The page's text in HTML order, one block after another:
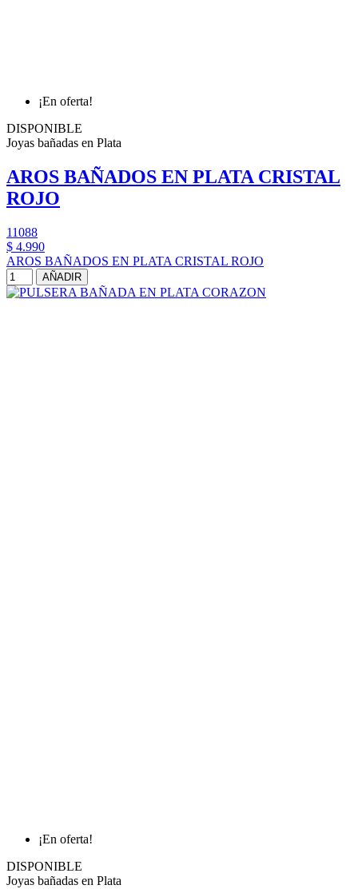
¡En oferta!
DISPONIBLE
Joyas bañadas en Plata
AROS BAÑADOS EN PLATA CRISTAL
ROJO
11088
$ 4.990
AROS BAÑADOS EN PLATA CRISTAL ROJO
AÑADIR
¡En oferta!
DISPONIBLE
Joyas bañadas en Plata